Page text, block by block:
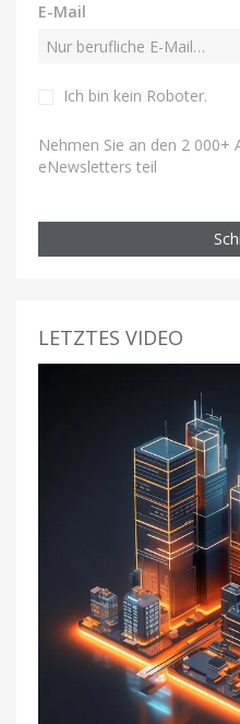
E-Mail
Ich bin kein Roboter.
Nehmen Sie an den 2 000+
eNewsletters teil
LETZTES VIDEO